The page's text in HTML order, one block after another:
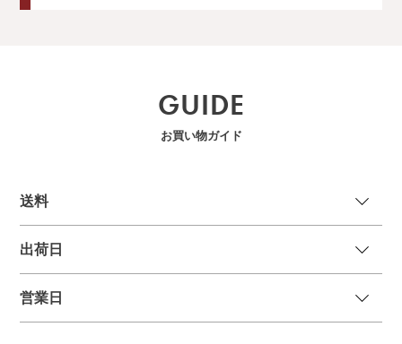
GUIDE
お買い物ガイド
送料
出荷日
営業日